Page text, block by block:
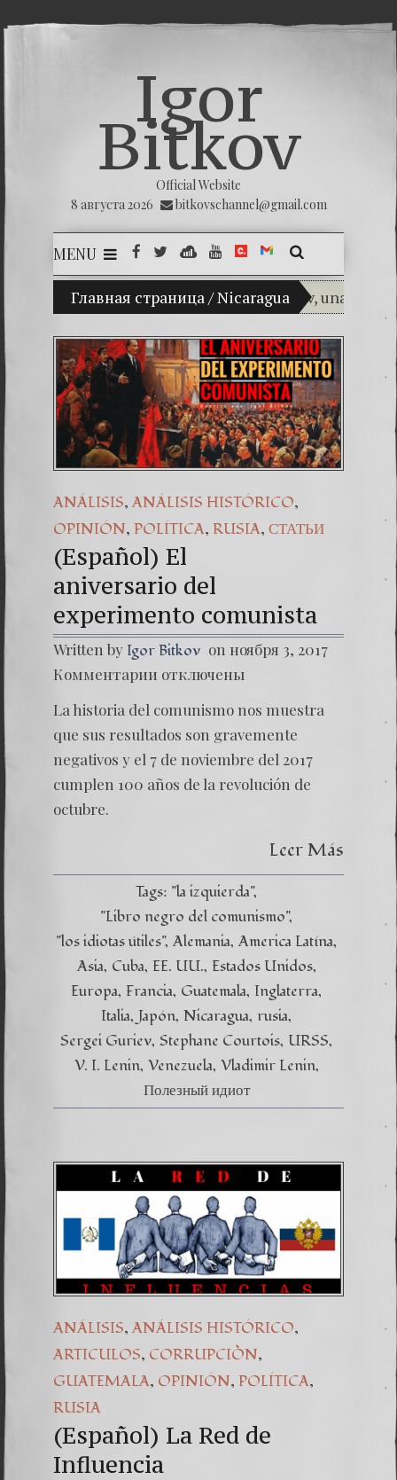
Igor
Bitkov
Official Website
8 августа 2026
bitkovschannel@gmail.com
MENU
Главная страница/Nicaragua
(Español) Mi hijo Vladimir Bitkov, una promesa
(Español)
(Español) La
(Español)
(Español)
Dr. Erwin
ANÁLISIS, ANÁLISIS HISTÓRICO,
OPINIÓN, POLÍTICA, RUSIA, СТАТЬИ
(Español) El
aniversario del
experimento comunista
Written by Igor Bitkov on ноября 3, 2017
Комментарии отключены
La historia del comunismo nos muestra
que sus resultados son gravemente
negativos y el 7 de noviembre del 2017
cumplen 100 años de la revolución de
octubre.
Leer Más
Tags: "la izquierda"
"Libro negro del comunismo"
"los idiotas útiles" Alemania America Latína
Asia Cuba EE. UU. Estados Unidos
Europa Francia Guatemala Inglaterra
Italia Japón Nicaragua rusia
Sergei Guriev Stephane Courtois URSS
V. I. Lenin Venezuela Vladimir Lenin
Полезный идиот
ANÁLISIS, ANÁLISIS HISTÓRICO,
ARTICULOS, CORRUPCIÒN,
GUATEMALA, OPINIÓN, POLÍTICA,
RUSIA
(Español) La Red de
Influencia